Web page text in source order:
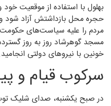
بهلول با استفاده از موقعیت
حجره محل بازداشتش آزاد شود
مردم را علیه سیاست‌های
مسجد گوهرشاد روز به روز
خونین با نیروهای دولتی انجامید.
سرکوب قیام و
در صبح یکشنبه، صدای شلیک